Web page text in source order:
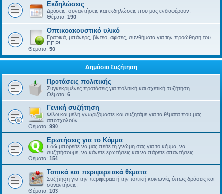
Εκδηλώσεις
Δράσεις, συναντήσεις και εκδηλώσεις που μας ενδιαφέρουν.
Θέματα: 190
Οπτικοακουστικό υλικό
Γραφικά, μπάνερς, βίντεο, αφίσες, συνθήματα για την προώθηση του
ΠΕΙΡ!
Θέματα: 50
Δημόσια Συζήτηση
Προτάσεις πολιτικής
Συγκεκριμένες προτάσεις για πολιτική και σχετική συζήτηση.
Θέματα: 6
Γενική συζήτηση
Φίλοι και μέλη γνωριζόμαστε και συζητάμε για τα θέματα που μας
απασχολούν.
Θέματα: 990
Ερωτήσεις για το Κόμμα
Εδώ μπορείτε να μας πείτε τη γνώμη σας για το κόμμα, να
συζητήσουμε, να κάνετε ερωτήσεις και να πάρετε απαντήσεις.
Θέματα: 154
Τοπικά και περιφερειακά θέματα
Συζήτηση για την περιφέρεια ή την τοπική κοινωνία, όπως δράσεις και
συναντήσεις.
Θέματα: 103